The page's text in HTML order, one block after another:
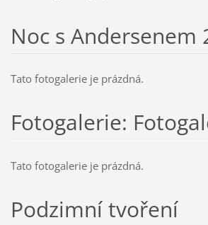
Noc s Andersenem
Tato fotogalerie je prázdná.
Fotogalerie:
Tato fotogalerie je prázdná.
Podzimní tvoření